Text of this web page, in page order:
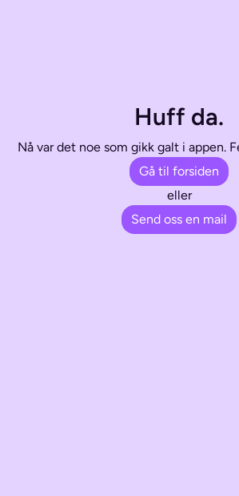
Huff da.
Nå var det noe som gikk galt i appen.
Gå til forsiden
eller
Send oss en mail